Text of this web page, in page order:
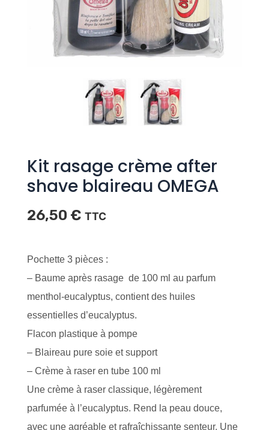
Kit rasage crème after
shave blaireau OMEGA
26,50 € TTC
Pochette 3 pièces :
– Baume après rasage de 100 ml au parfum
menthol-eucalyptus, contient des huiles
essentielles d’eucalyptus.
Flacon plastique à pompe
– Blaireau pure soie et support
– Crème à raser en tube 100 ml
Une crème à raser classique, légèrement
parfumée à l’eucalyptus. Rend la peau douce,
avec une agréable et rafraîchissante senteur. Une